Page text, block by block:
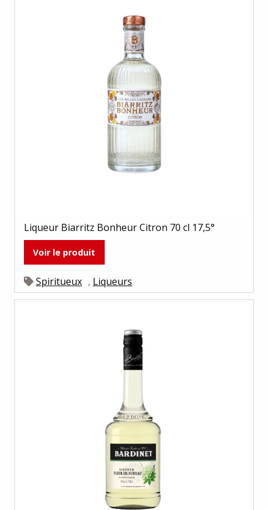
Liqueur Biarritz Bonheur Citron 70 cl 17,5°
Voir le produit
Spiritueux , Liqueurs